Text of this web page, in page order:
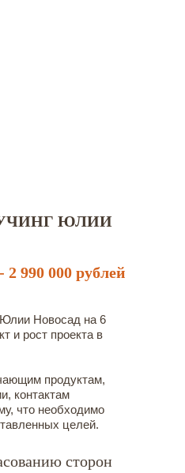
ЮЛИИ
Новосад на 6
и рост проекта в
продуктам,
контактам
что необходимо
целей.
сторон
000 рублей